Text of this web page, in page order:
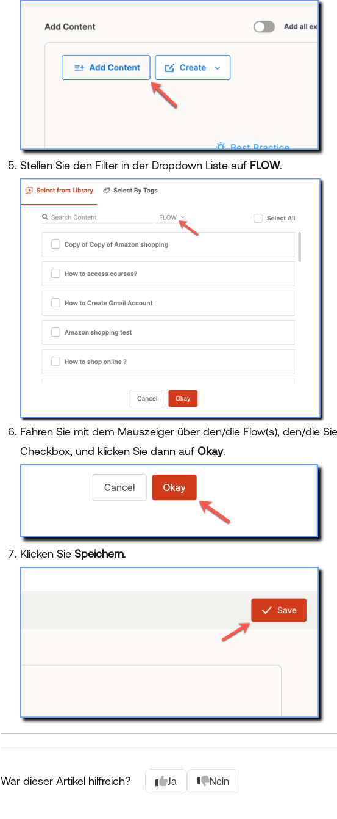
Stellen Sie den Filter in der Dropdown Liste auf FLOW.
Fahren Sie mit dem Mauszeiger über den/die Flow(s), den/die
Checkbox, und klicken Sie dann auf Okay.
Klicken Sie Speichern.
War dieser Artikel hilfreich? Ja Nein